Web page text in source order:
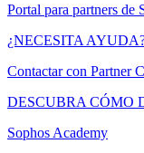
Portal para partners de
¿NECESITA
Contactar con Partner
DESCUBRA CÓMO
Sophos Academy